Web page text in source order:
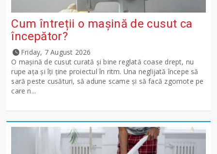
Cum întreții o mașină de cusut ca
începător?
Friday, 7 August 2026
O mașină de cusut curată și bine reglată coase drept, nu
rupe ața și îți ține proiectul în ritm. Una neglijată începe să
sară peste cusături, să adune scame și să facă zgomote pe
care n...